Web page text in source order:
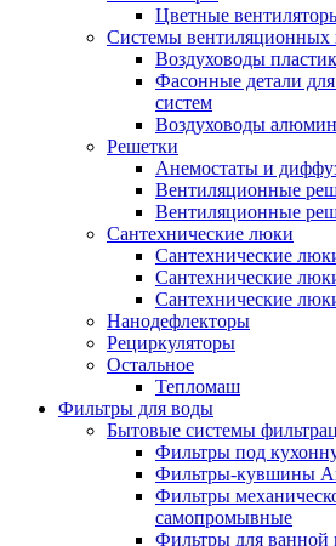
Цветные
Системы вентиляционных
Воздуховоды
Фасонные детали
систем
Воздуховоды
Решетки
Анемостаты и
Вентиляционные
Вентиляционные
Сантехнические люки
Сантехнические
Сантехнические
Сантехнические
Нанодефлекторы
Рециркуляторы
Остальное
Тепломаш
Фильтры для воды
Бытовые системы
Фильтры под
Фильтры-кувшины
Фильтры
самопромывные
Фильтры для ванной